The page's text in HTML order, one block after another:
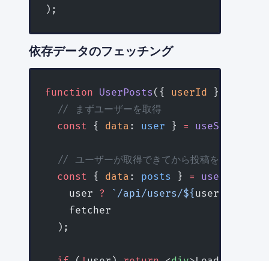
);
依存データのフェッチング
function UserPosts({ userId }
  // まずユーザーを取得
  const
{ data : user } = useSWR
  // ユーザーが取得できてから投稿を取得
  const
{ data : posts } = useSWR
    user
? `/api/users/${ user
    fetcher
  );